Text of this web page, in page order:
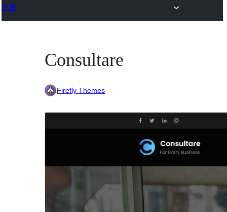
主题
Consultare
Firefly Themes